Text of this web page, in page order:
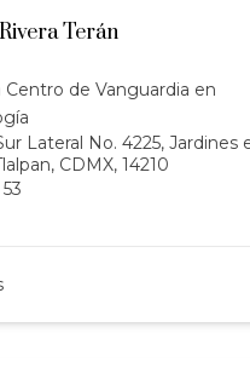
Terán
de Vanguardia en
Lateral No. 4225, Jardines
CDMX, 14210